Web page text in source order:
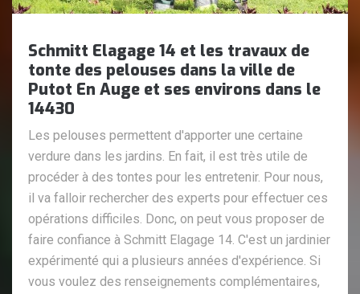
Schmitt Elagage 14 et les travaux de
tonte des pelouses dans la ville de
Putot En Auge et ses environs dans le
14430
Les pelouses permettent d'apporter une certaine
verdure dans les jardins. En fait, il est très utile de
procéder à des tontes pour les entretenir. Pour nous,
il va falloir rechercher des experts pour effectuer ces
opérations difficiles. Donc, on peut vous proposer de
faire confiance à Schmitt Elagage 14. C'est un jardinier
expérimenté qui a plusieurs années d'expérience. Si
vous voulez des renseignements complémentaires,